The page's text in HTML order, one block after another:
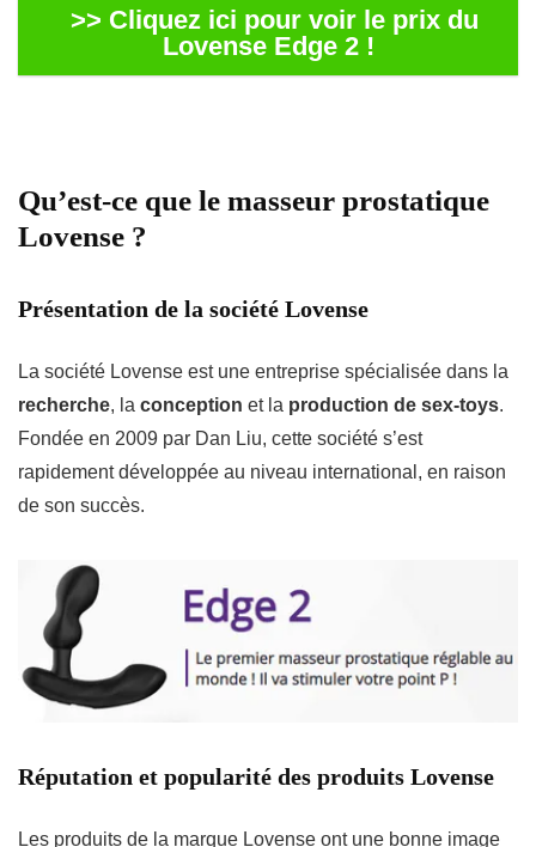
>> Cliquez ici pour voir le prix du
Lovense Edge 2 !
Qu’est-ce que le masseur prostatique
Lovense ?
Présentation de la société Lovense
La société Lovense est une entreprise spécialisée dans la
recherche, la conception et la production de sex-toys.
Fondée en 2009 par Dan Liu, cette société s’est
rapidement développée au niveau international, en raison
de son succès.
Réputation et popularité des produits Lovense
Les produits de la marque Lovense ont une bonne image